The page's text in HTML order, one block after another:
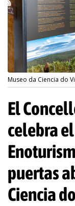
Museo da Ciencia do
El
celebra
puertas
Ciencia